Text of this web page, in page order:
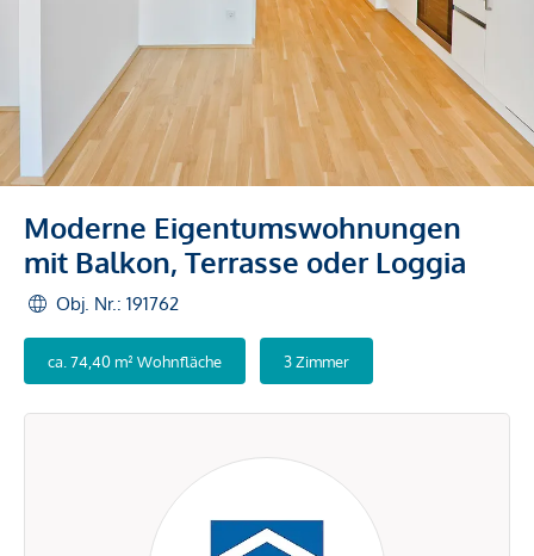
Moderne Eigentumswohnungen
mit Balkon, Terrasse oder Loggia
Obj. Nr.: 191762
ca. 74,40 m² Wohnfläche 3 Zimmer